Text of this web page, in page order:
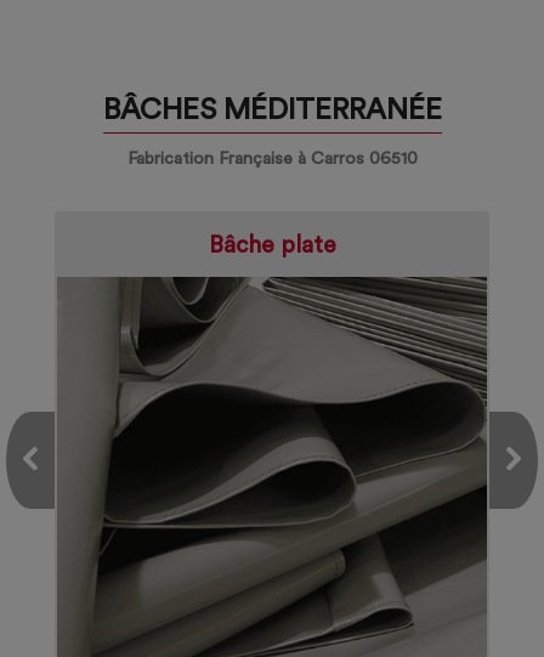
BÂCHES MÉDITERRANÉE
Fabrication Française à Carros 06510
Bâche plate